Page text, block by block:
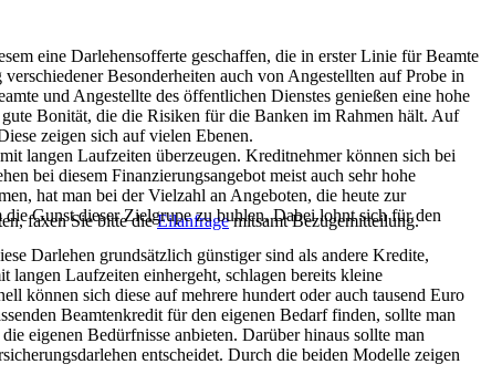
faxen Sie bitte dieEilanfragemitsamt Bezügemitteilung.
eine Darlehensofferte geschaffen, die in erster Linie für Beamte
Besonderheiten auch von Angestellten auf Probe in
und Angestellte des öffentlichen Dienstes genießen eine hohe
Bonität, die die Risiken für die Banken im Rahmen hält. Auf
zeigen sich auf vielen Ebenen.
langen Laufzeiten überzeugen. Kreditnehmer können sich bei
bei diesem Finanzierungsangebot meist auch sehr hohe
hat man bei der Vielzahl an Angeboten, die heute zur
Gunst dieser Zielgrupe zu buhlen. Dabei lohnt sich für den
Darlehen grundsätzlich günstiger sind als andere Kredite,
Laufzeiten einhergeht, schlagen bereits kleine
können sich diese auf mehrere hundert oder auch tausend Euro
Beamtenkredit für den eigenen Bedarf finden, sollte man
eigenen Bedürfnisse anbieten. Darüber hinaus sollte man
entscheidet. Durch die beiden Modelle zeigen